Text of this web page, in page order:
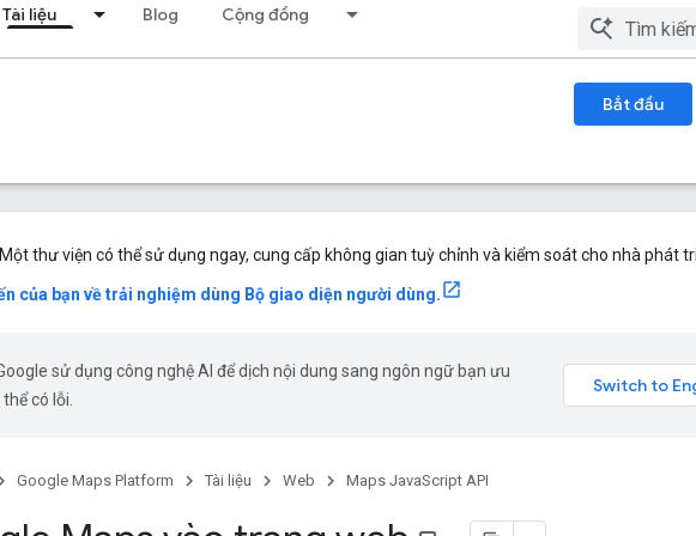
Tài liệu Blog Cộng đồng
Bắt đầu
Một thư viện có thể sử dụng ngay, cung cấp không gian tuỳ chỉnh và kiểm soát cho nhà phát
của bạn về trải nghiệm dùng Bộ giao diện người dùng.
sử dụng công nghệ AI để dịch nội dung sang ngôn ngữ bạn ưu
có lỗi.
Google Maps Platform Tài liệu Web Maps JavaScript API